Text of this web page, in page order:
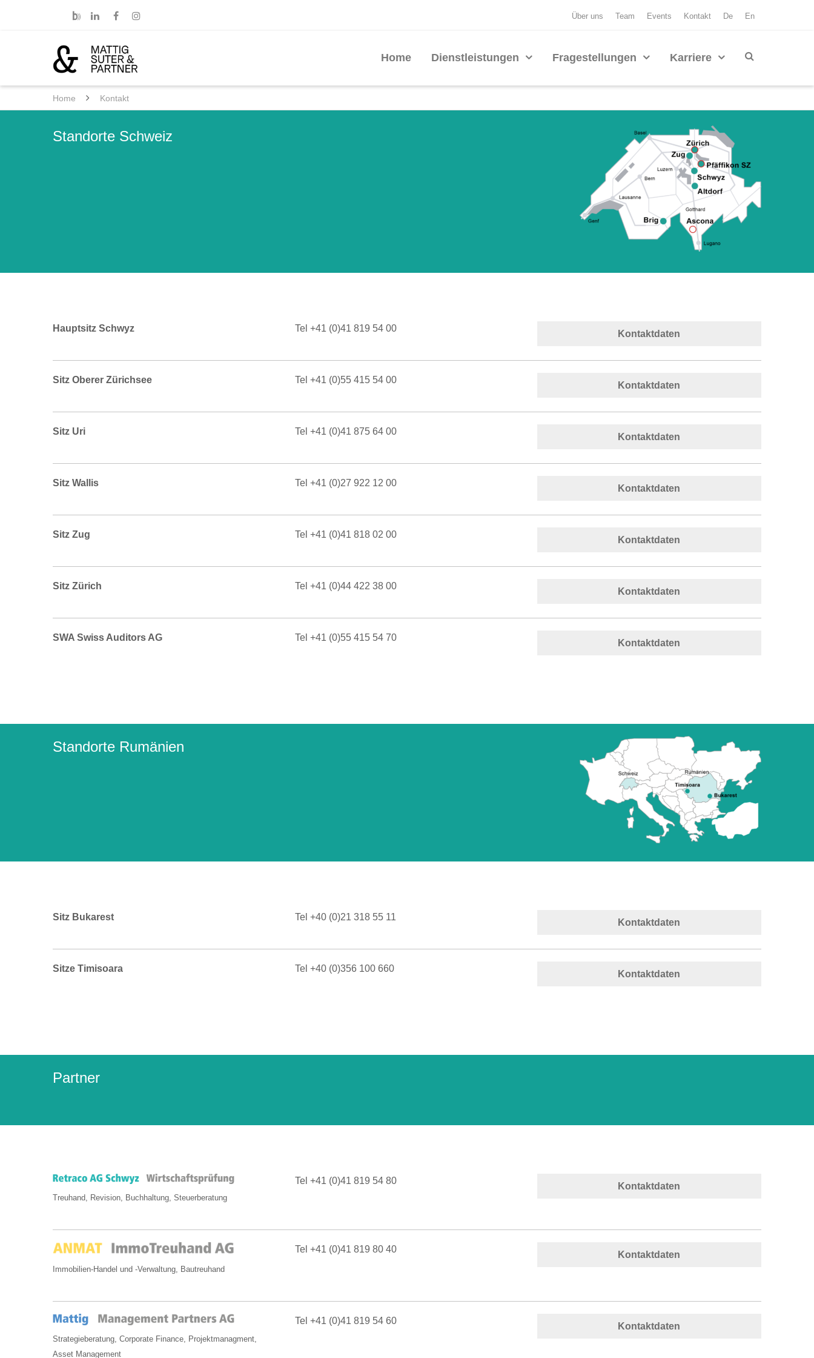
Über uns Team Events Kontakt De En
Home Dienstleistungen Fragestellungen Karriere
Home Kontakt
Standorte Schweiz
Hauptsitz Schwyz Tel +41 (0)41 819 54 00
Kontaktdaten
Sitz Oberer Zürichsee Tel +41 (0)55 415 54 00
Kontaktdaten
Sitz Uri Tel +41 (0)41 875 64 00
Kontaktdaten
Sitz Wallis Tel +41 (0)27 922 12 00
Kontaktdaten
Sitz Zug Tel +41 (0)41 818 02 00
Kontaktdaten
Sitz Zürich Tel +41 (0)44 422 38 00
Kontaktdaten
SWA Swiss Auditors AG Tel +41 (0)55 415 54 70
Kontaktdaten
Standorte Rumänien
Sitz Bukarest Tel +40 (0)21 318 55 11
Kontaktdaten
Sitze Timisoara Tel +40 (0)356 100 660
Kontaktdaten
Partner
Treuhand, Revision, Buchhaltung, Steuerberatung
Tel +41 (0)41 819 54 80
Kontaktdaten
Immobilien-Handel und -Verwaltung, Bautreuhand
Tel +41 (0)41 819 80 40
Kontaktdaten
Strategieberatung, Corporate Finance, Projektmanagment,
Asset Management
Tel +41 (0)41 819 54 60
Kontaktdaten